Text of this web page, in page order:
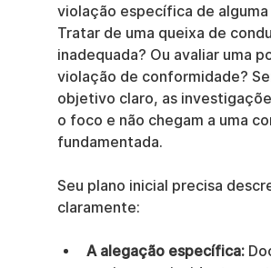
violação específica de alguma
Tratar de uma queixa de
inadequada? Ou avaliar uma
violação de conformidade?
objetivo claro, as
o foco e não chegam a uma
fundamentada.
Seu plano inicial precisa
claramente:
A alegação específica: